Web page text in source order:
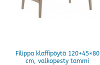
Filippa klaffipöytä 120+45×80
cm, valkopesty tammi